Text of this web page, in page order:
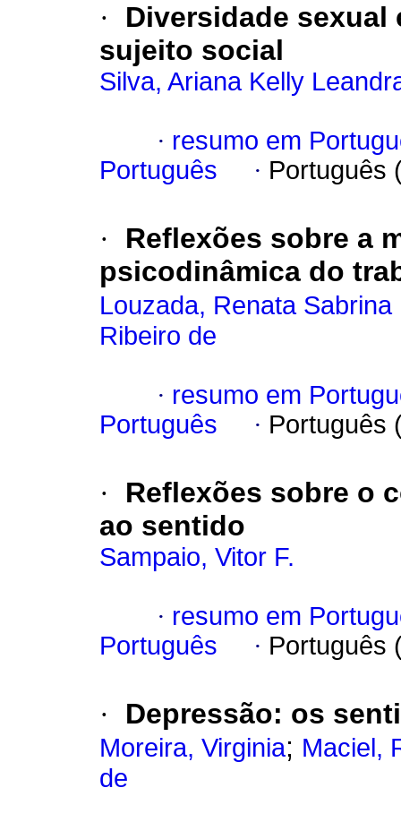
·
Diversidade sexual
sujeito social
Silva, Ariana Kelly
· resumo em
Português
· Português
·
Reflexões sobre a
psicodinâmica do
Louzada, Renata
Ribeiro de
· resumo em
Português
· Português
·
Reflexões sobre o
ao sentido
Sampaio, Vitor F.
· resumo em
Português
· Português
· Depressão: os
Moreira, Virginia; Maciel,
de